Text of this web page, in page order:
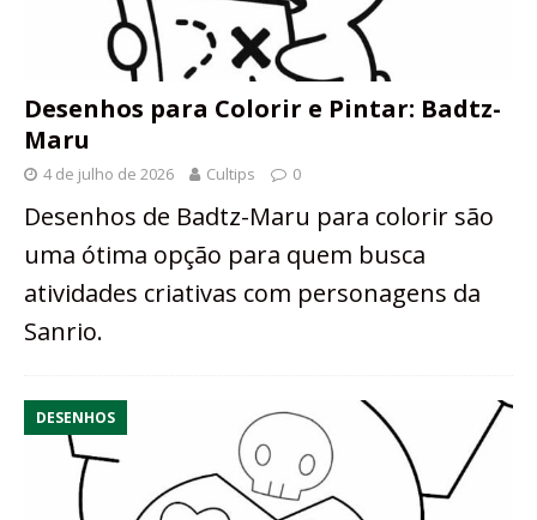
Desenhos para Colorir e Pintar: Badtz-
Maru
4 de julho de 2026 Cultips 0
Desenhos de Badtz-Maru para colorir são
uma ótima opção para quem busca
atividades criativas com personagens da
Sanrio.
DESENHOS